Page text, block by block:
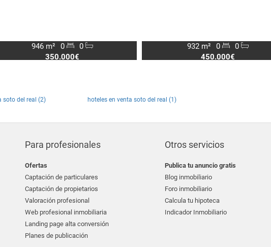
946 m² 0
0
350.000€
932 m² 0
0
450.000€
soto del real (2) hoteles en venta soto del real (1)
Para profesionales
Ofertas
Captación de particulares
Captación de propietarios
Valoración profesional
Web profesional inmobiliaria
Landing page alta conversión
Planes de publicación
Otros servicios
Publica tu anuncio gratis
Blog inmobiliario
Foro inmobiliario
Calcula tu hipoteca
Indicador Inmobiliario